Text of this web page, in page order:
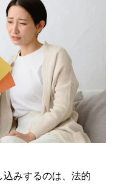
みするのは、法的